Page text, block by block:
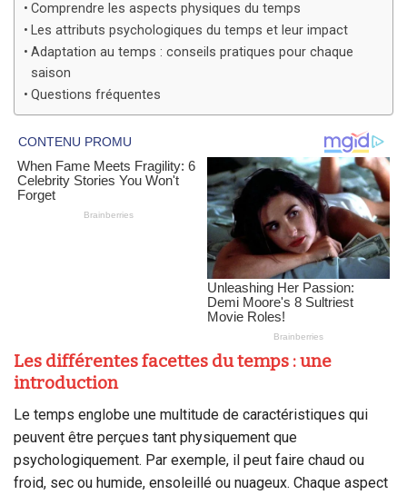
Comprendre les aspects physiques du temps
Les attributs psychologiques du temps et leur impact
Adaptation au temps : conseils pratiques pour chaque
saison
Questions fréquentes
Les différentes facettes du temps : une
introduction
Le temps englobe une multitude de caractéristiques qui
peuvent être perçues tant physiquement que
psychologiquement. Par exemple, il peut faire chaud ou
froid, sec ou humide, ensoleillé ou nuageux. Chaque aspect